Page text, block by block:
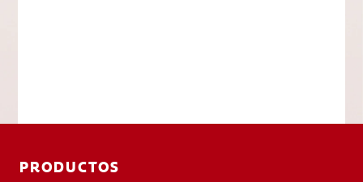
PRODUCTOS